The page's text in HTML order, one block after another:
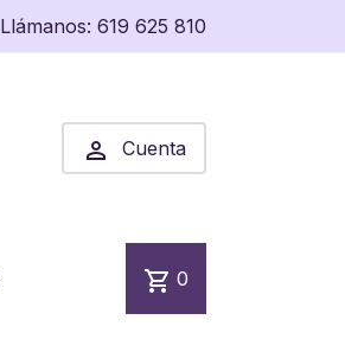
Llámanos: 619 625 810
 Cuenta
shopping_cart 0